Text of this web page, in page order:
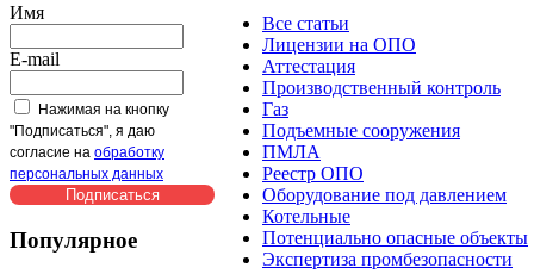
Имя
E-mail
Нажимая на кнопку
"Подписаться", я даю
согласие на обработку
персональных данных
Популярное
Все статьи
Лицензии на ОПО
Аттестация
Производственный контроль
Газ
Подъемные сооружения
ПМЛА
Реестр ОПО
Оборудование под давлением
Котельные
Потенциально опасные объекты
Экспертиза промбезопасности